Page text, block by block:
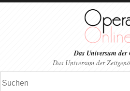
Das Universum der
Das Universum der